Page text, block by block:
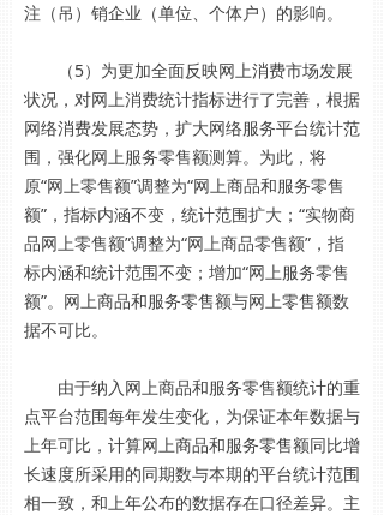
注（吊）销企业（单位、个体户）的影响。
（5）为更加全面反映网上消费市场发展
状况，对网上消费统计指标进行了完善，根据
网络消费发展态势，扩大网络服务平台统计范
围，强化网上服务零售额测算。为此，将
原“网上零售额”调整为“网上商品和服务零售
额”，指标内涵不变，统计范围扩大；“实物商
品网上零售额”调整为“网上商品零售额”，指
标内涵和统计范围不变；增加“网上服务零售
额”。网上商品和服务零售额与网上零售额数
据不可比。
由于纳入网上商品和服务零售额统计的重
点平台范围每年发生变化，为保证本年数据与
上年可比，计算网上商品和服务零售额同比增
长速度所采用的同期数与本期的平台统计范围
相一致，和上年公布的数据存在口径差异。主